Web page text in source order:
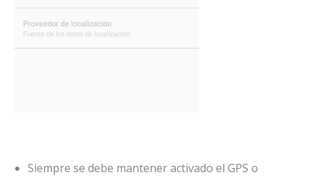
Siempre se debe mantener activado el GPS o